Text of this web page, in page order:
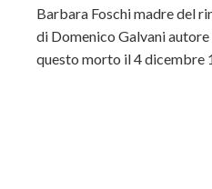
Barbara Foschi madre del
di Domenico Galvani
questo morto il 4 dicembre